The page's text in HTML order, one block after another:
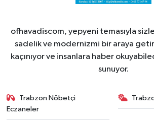
ofhavadiscom, yepyeni temasıyla
sadelik ve modernizmi bir araya
kaçınıyor ve insanlara haber
sunuyor.
Trabzon Nöbetçi
Eczaneler